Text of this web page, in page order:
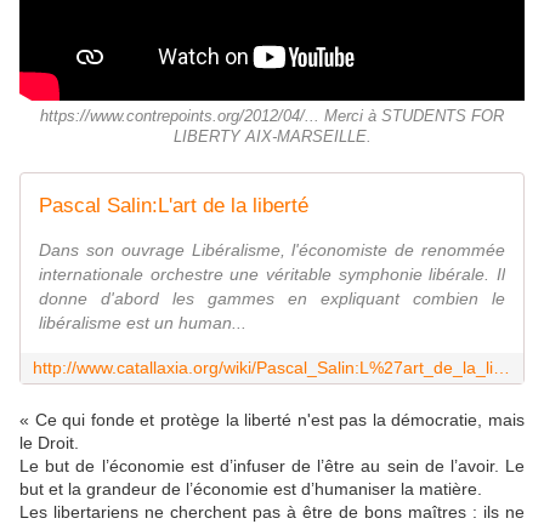
https://www.contrepoints.org/2012/04/... Merci à STUDENTS FOR
LIBERTY AIX-MARSEILLE.
Pascal Salin:L'art de la liberté
Dans son ouvrage Libéralisme, l'économiste de renommée
internationale orchestre une véritable symphonie libérale. Il
donne d'abord les gammes en expliquant combien le
libéralisme est un human...
« Ce qui fonde et protège la liberté n'est pas la démocratie, mais
le Droit.
Le but de l’économie est d’infuser de l’être au sein de l’avoir. Le
but et la grandeur de l’économie est d’humaniser la matière.
Les libertariens ne cherchent pas à être de bons maîtres : ils ne